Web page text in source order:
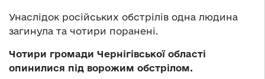
Унаслідок російських обстрілів одна людина
загинула та чотири поранені.
Чотири громади Чернігівської області
опинилися під ворожим обстрілом.